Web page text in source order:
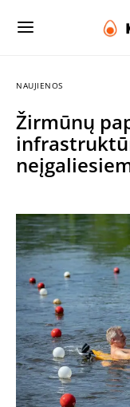
NAUJIENOS
Žirmūnų